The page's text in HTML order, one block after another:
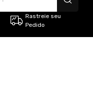
Rastreie seu
Pedido